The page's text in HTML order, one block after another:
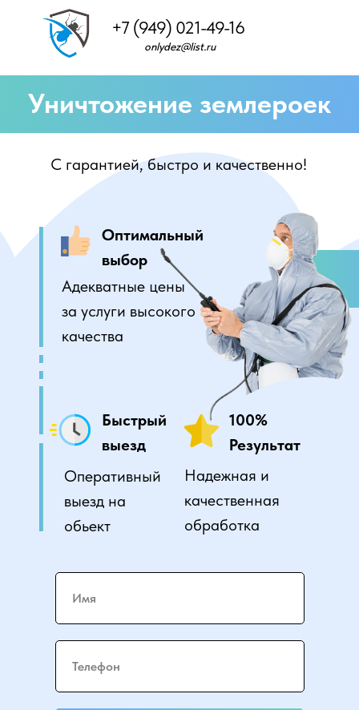
onlydez@list.ru
+7 (949) 021-49-16
Уничтожение землероек
Надежная и
качественная
обработка
100%
Результат
Адекватные цены
за услуги высокого
качества
Оптимальный
выбор
Оперативный
выезд на
обьект
Быстрый
выезд
С гарантией, быстро и качественно!